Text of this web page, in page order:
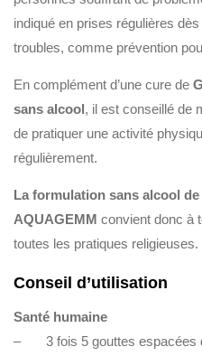
indiqué en prises régulières
troubles, comme prévention
En complément d’une cure de
sans alcool, il est conseillé de
de pratiquer une activité
régulièrement.
La formulation sans alcool de
AQUAGEMM convient donc à
toutes les pratiques religieuses.
Conseil d’utilisation
Santé humaine
– 3 fois 5 gouttes espacées